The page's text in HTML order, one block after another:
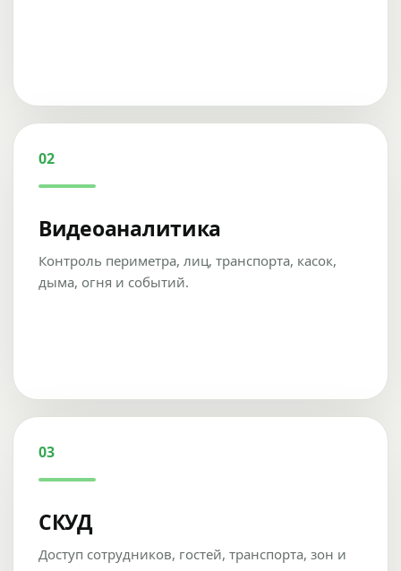
02
Видеоаналитика
Контроль периметра, лиц, транспорта, касок,
дыма, огня и событий.
03
СКУД
Доступ сотрудников, гостей, транспорта, зон и